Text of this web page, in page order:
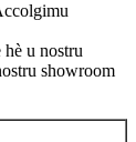
u nostru
showroom